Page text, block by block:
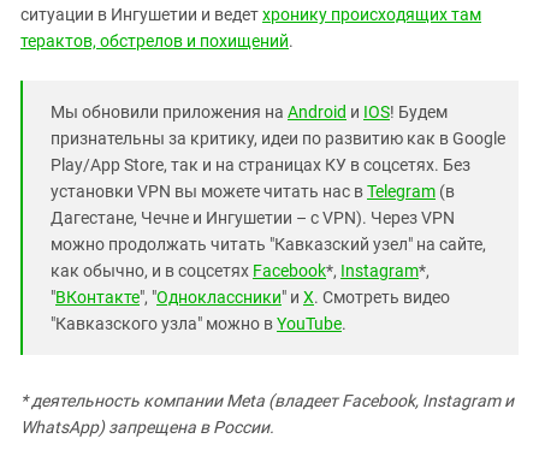
ситуации в Ингушетии и ведетхронику происходящих там
терактов, обстрелов и похищений.
Мы обновили приложения на Android и IOS! Будем
признательны за критику, идеи по развитию как в Google
Play/App Store, так и на страницах КУ в соцсетях. Без
установки VPN вы можете читать нас вTelegram (в
Дагестане, Чечне и Ингушетии – с VPN). Через VPN
можно продолжать читать "Кавказский узел" на сайте,
как обычно, и в соцсетях Facebook*, Instagram*,
"ВКонтакте", "Одноклассники" и X. Смотреть видео
"Кавказского узла" можно вYouTube.
* деятельность компании Meta (владеет Facebook, Instagram и
WhatsApp) запрещена в России.